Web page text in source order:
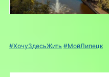
#ХочуЗдесьЖить #МойЛипецк